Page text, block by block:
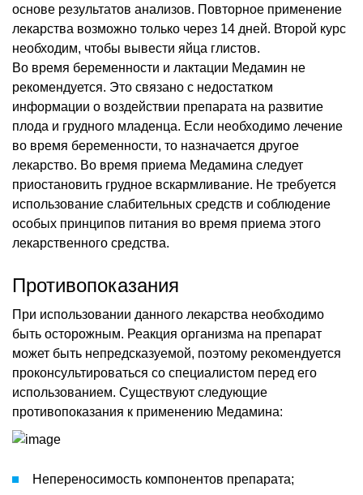
основе результатов анализов. Повторное применение
лекарства возможно только через 14 дней. Второй курс
необходим, чтобы вывести яйца глистов.
Во время беременности и лактации Медамин не
рекомендуется. Это связано с недостатком
информации о воздействии препарата на развитие
плода и грудного младенца. Если необходимо лечение
во время беременности, то назначается другое
лекарство. Во время приема Медамина следует
приостановить грудное вскармливание. Не требуется
использование слабительных средств и соблюдение
особых принципов питания во время приема этого
лекарственного средства.
Противопоказания
При использовании данного лекарства необходимо
быть осторожным. Реакция организма на препарат
может быть непредсказуемой, поэтому рекомендуется
проконсультироваться со специалистом перед его
использованием. Существуют следующие
противопоказания к применению Медамина:
Непереносимость компонентов препарата;